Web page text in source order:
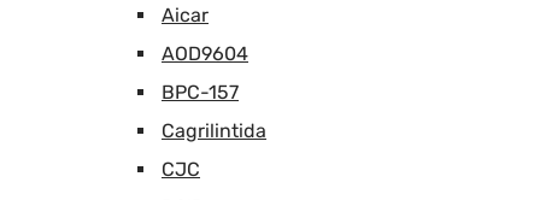
Aicar
AOD9604
BPC-157
Cagrilintida
CJC